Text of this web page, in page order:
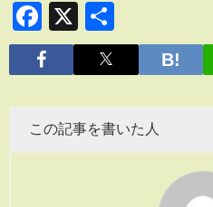
Facebook
X
有
この記事を書いた人